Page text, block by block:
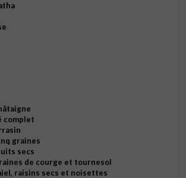
complet
graines
secs
de courge et tournesol
raisins secs et noisettes